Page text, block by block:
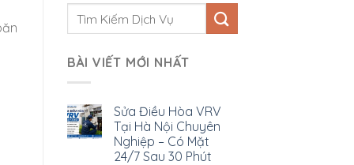
BÀI VIẾT MỚI NHẤT
Sửa Điều Hòa VRV
Tại Hà Nội Chuyên
Nghiệp – Có Mặt
24/7 Sau 30 Phút